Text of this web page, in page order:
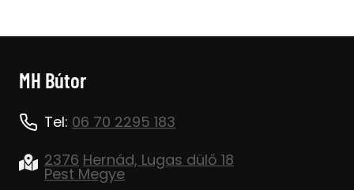
MH Bútor
Tel: 06 70 2295 183
2376 Hernád, Lugas dülő 18
Pest Megye